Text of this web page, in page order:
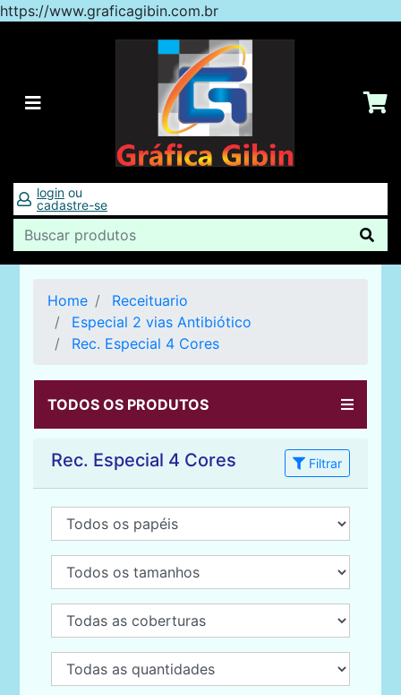
https://www.graficagibin.com.br
login ou
cadastre-se
Home
Receituario
Especial 2 vias Antibiótico
Rec. Especial 4 Cores
TODOS OS PRODUTOS
Rec. Especial 4 Cores Filtrar